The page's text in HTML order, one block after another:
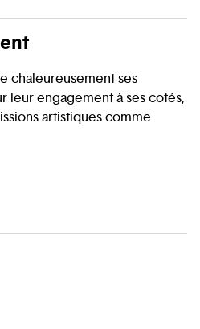
chaleureusement ses
leur engagement à ses cotés,
artistiques comme